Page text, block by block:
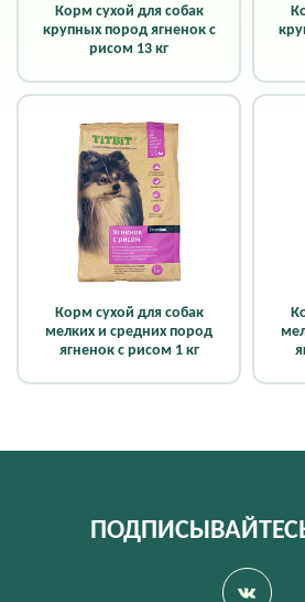
Корм сухой для собак
крупных пород ягненок с
рисом 13 кг
Корм сухой для собак
мелких и средних пород
ягненок с рисом 1 кг